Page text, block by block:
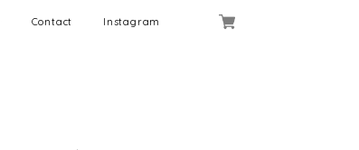
Contact Instagram